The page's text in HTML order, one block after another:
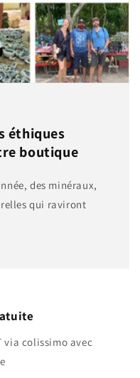
éthiques
boutique
des minéraux,
qui raviront
via colissimo avec